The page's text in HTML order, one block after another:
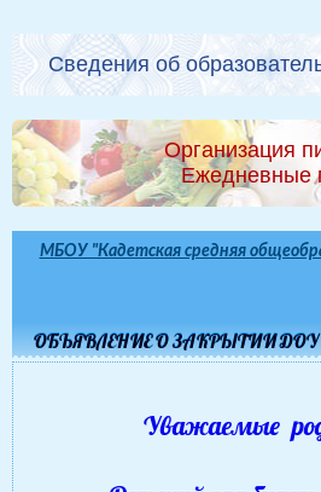
Сведения об
Организация
Ежедневные
МБОУ "Кадетская средняя
ОБЪЯВЛЕНИЕ О ЗАКРЫТИИ ДОУ
Уважаемые